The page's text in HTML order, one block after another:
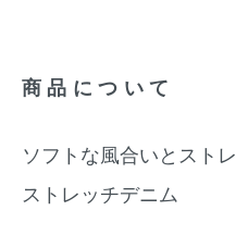
商品について
ソフトな風合いとスト
ストレッチデニム